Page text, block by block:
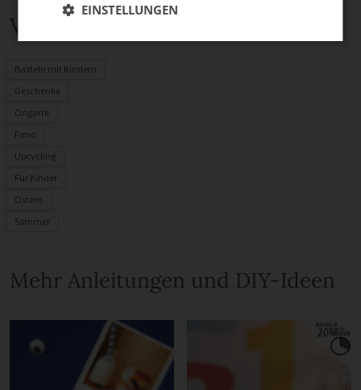
Verwandte Themen
Basteln mit Kindern
Geschenke
Origami
Fimo
Upcycling
Für Kinder
Ostern
Sommer
Mehr Anleitungen und DIY-Ideen
EINSTELLUNGEN